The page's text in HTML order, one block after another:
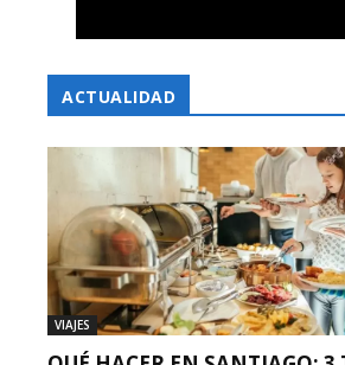
ACTUALIDAD
VIAJES